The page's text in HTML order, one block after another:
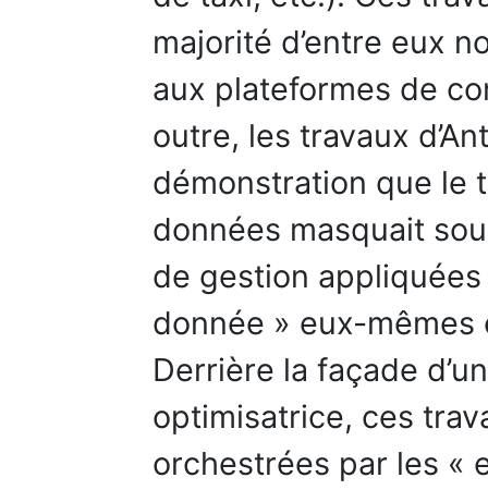
majorité d’entre eux
aux plateformes de
outre, les travaux
démonstration que le
données masquait
de gestion
donnée » eux-mêmes
Derrière la façade
optimisatrice, ces
orchestrées par les «